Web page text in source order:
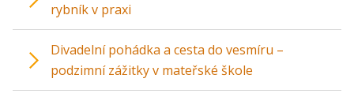
rybník v praxi
Divadelní pohádka a cesta do vesmíru –
podzimní zážitky v mateřské škole